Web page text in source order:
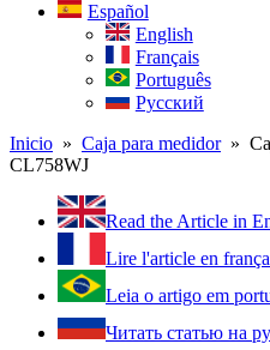
Español
English
Français
Português
Русский
Inicio » Caja para medidor»
CL758WJ
Read the Article in
Lire l'article en
Leia o artigo em
Читать статью на